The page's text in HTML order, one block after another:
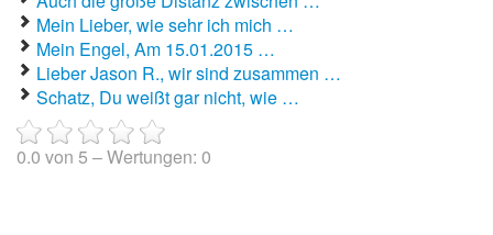
Zufallsspruch
Mein Lieber, wie sehr ich mich …
Mein Engel, Am 15.01.2015 …
Lieber Jason R., wir sind zusammen …
Schatz, Du weißt gar nicht, wie …
0.0 von 5 – Wertungen: 0